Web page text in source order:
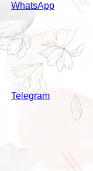
WhatsApp
Telegram